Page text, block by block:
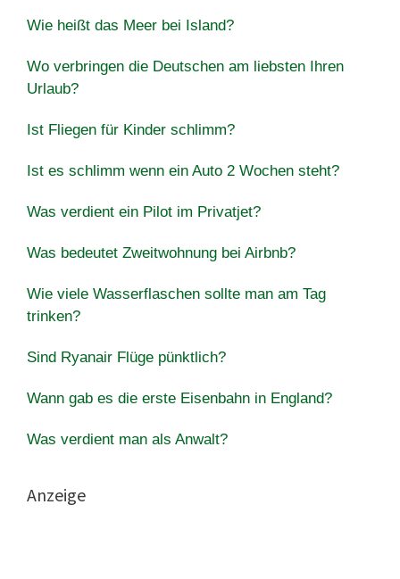
Wie heißt das Meer bei Island?
Wo verbringen die Deutschen am liebsten Ihren
Urlaub?
Ist Fliegen für Kinder schlimm?
Ist es schlimm wenn ein Auto 2 Wochen steht?
Was verdient ein Pilot im Privatjet?
Was bedeutet Zweitwohnung bei Airbnb?
Wie viele Wasserflaschen sollte man am Tag
trinken?
Sind Ryanair Flüge pünktlich?
Wann gab es die erste Eisenbahn in England?
Was verdient man als Anwalt?
Anzeige